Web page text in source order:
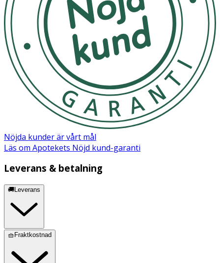
Nöjda kunder är vårt mål
Läs om Apotekets Nöjd kund-garanti
Leverans & betalning
🚚Leverans
🧺Fraktkostnad